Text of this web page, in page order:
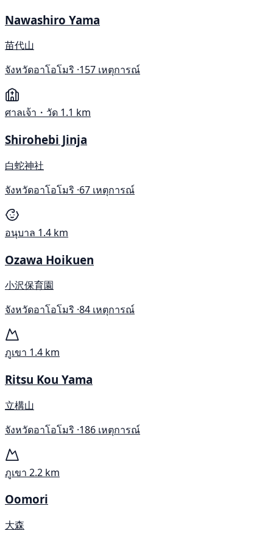
Nawashiro Yama
苗代山
จังหวัดอาโอโมริ ·157 เหตุการณ์
ศาลเจ้า・วัด 1.1 km
Shirohebi Jinja
白蛇神社
จังหวัดอาโอโมริ ·67 เหตุการณ์
อนุบาล 1.4 km
Ozawa Hoikuen
小沢保育園
จังหวัดอาโอโมริ ·84 เหตุการณ์
ภูเขา 1.4 km
Ritsu Kou Yama
立構山
จังหวัดอาโอโมริ ·186 เหตุการณ์
ภูเขา 2.2 km
Oomori
大森